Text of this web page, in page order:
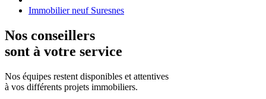
Immobilier neuf Suresnes
Nos conseillers
sont à votre service
Nos équipes restent disponibles et attentives
à vos différents projets immobiliers.